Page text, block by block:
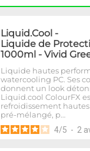
Liquid.Cool -
Liquide de
1000ml - Vivid
Liquide hautes
watercooling PC. Ses
donnent un look
Liquid.cool ColourFX
refroidissement
pré-mélangé, p…
4/5 - 2